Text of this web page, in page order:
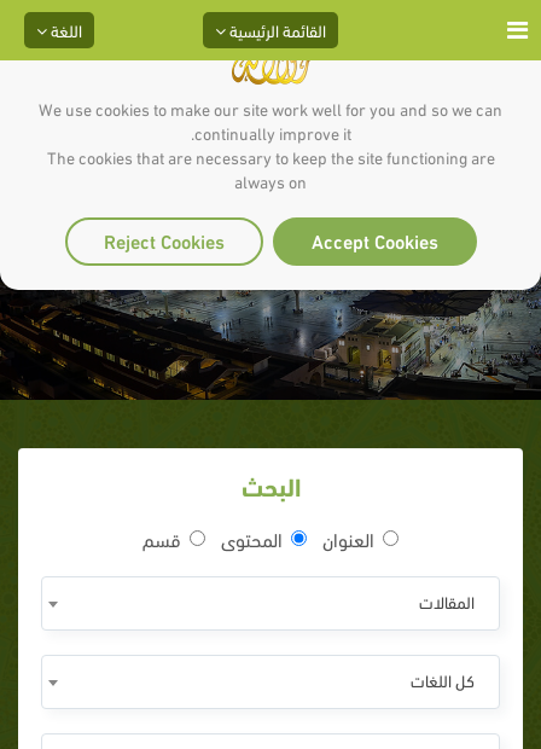
We use cookies to make our site work well for you and so we can
continually improve it.
The cookies that are necessary to keep the site functioning are
always on
Accept Cookies
Reject Cookies
اللغة القائمة الرئيسية
فتاوى
البحث
العنوان المحتوى قسم
المقالات
كل اللغات